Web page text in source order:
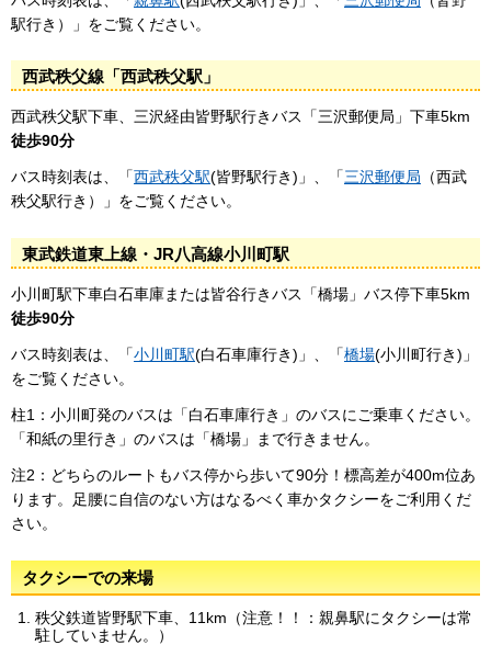
駅行き）」をご覧ください。
西武秩父線「西武秩父駅」
西武秩父駅下車、三沢経由皆野駅行きバス「三沢郵便局」下車5km
徒歩90分
バス時刻表は、「西武秩父駅(皆野駅行き)」、「三沢郵便局 （西武
秩父駅行き）」をご覧ください。
東武鉄道東上線・JR八高線小川町駅
小川町駅下車白石車庫または皆谷行きバス「橋場」バス停下車5km
徒歩90分
バス時刻表は、「小川町駅(白石車庫行き)」、「橋場(小川町行き)」
をご覧ください。
柱1：小川町発のバスは「白石車庫行き」のバスにご乗車ください。
「和紙の里行き」のバスは「橋場」まで行きません。
注2：どちらのルートもバス停から歩いて90分！標高差が400m位あ
ります。足腰に自信のない方はなるべく車かタクシーをご利用くだ
さい。
タクシーでの来場
秩父鉄道皆野駅下車、11km（注意！！：親鼻駅にタクシーは常
駐していません。）